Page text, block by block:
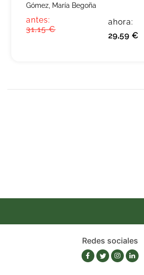
Gómez, María Begoña
antes:
31,15 €
ahora:
29,59 €
Redes sociales